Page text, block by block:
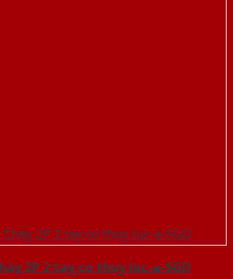
2P 2 tay co thuy luc-a-SGD